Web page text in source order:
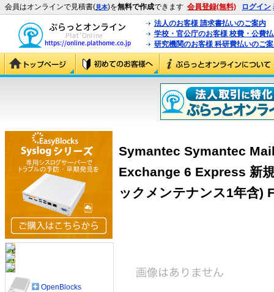
会員はオンラインで見積書(見本)を無料で作成できます 会員登録(無料) ログイン
法人のお客様 請求書払いのご案内
学校・官公庁のお客様 校費・公費
研究機関のお客様 科研費払いのご
Symantec Symantec
Exchange 6 Express 新
ックメンテナンス1年含)
OpenBlocks